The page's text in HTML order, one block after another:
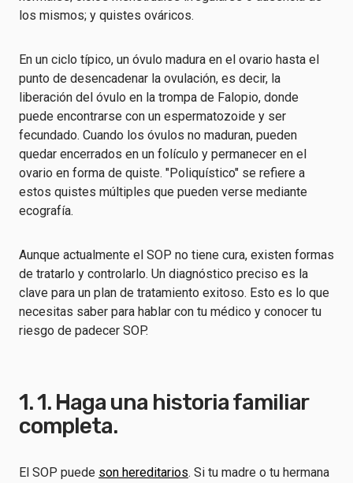
los mismos; y quistes ováricos.
En un ciclo típico, un óvulo madura en el ovario hasta el
punto de desencadenar la ovulación, es decir, la
liberación del óvulo en la trompa de Falopio, donde
puede encontrarse con un espermatozoide y ser
fecundado. Cuando los óvulos no maduran, pueden
quedar encerrados en un folículo y permanecer en el
ovario en forma de quiste. "Poliquístico" se refiere a
estos quistes múltiples que pueden verse mediante
ecografía.
Aunque actualmente el SOP no tiene cura, existen formas
de tratarlo y controlarlo. Un diagnóstico preciso es la
clave para un plan de tratamiento exitoso. Esto es lo que
necesitas saber para hablar con tu médico y conocer tu
riesgo de padecer SOP.
1. 1. Haga una historia familiar
completa.
El SOP puede son hereditarios. Si tu madre o tu hermana